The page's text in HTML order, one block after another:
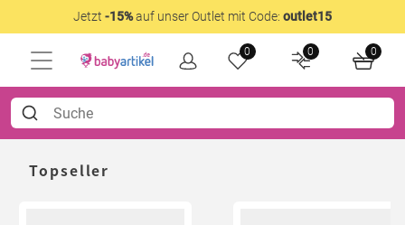
Jetzt -15%auf unser Outlet mit Code: outlet15
0 0 0
Topseller